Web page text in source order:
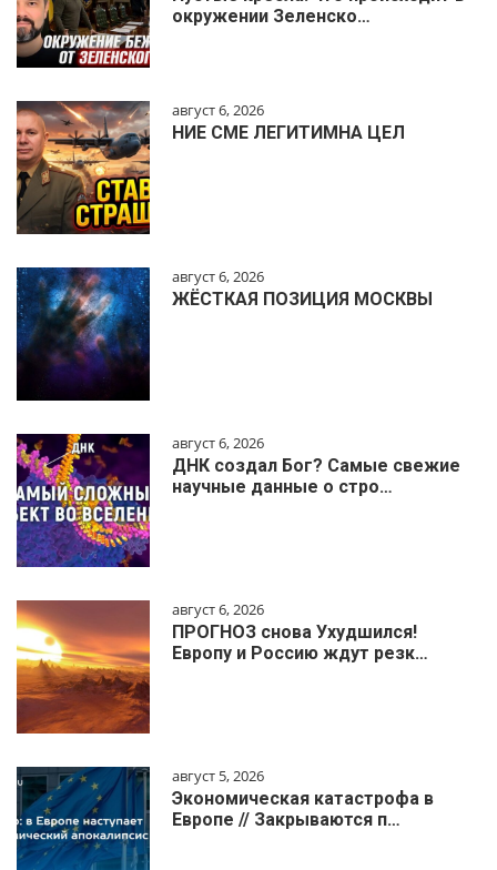
окружении Зеленско…
август 6, 2026
НИЕ СМЕ ЛЕГИТИМНА ЦЕЛ
август 6, 2026
ЖЁСТКАЯ ПОЗИЦИЯ МОСКВЫ
август 6, 2026
ДНК создал Бог? Самые свежие
научные данные о стро…
август 6, 2026
ПРОГНОЗ снова Ухудшился!
Европу и Россию ждут резк…
август 5, 2026
Экономическая катастрофа в
Европе // Закрываются п…